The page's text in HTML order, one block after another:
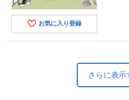
お気に入り登録
さらに表示